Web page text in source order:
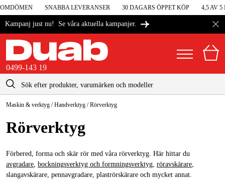
SNABBA LEVERANSER 30 DAGARS ÖPPET KÖP 4,5 AV 5 I
Kampanj just nu! Se våra aktuella kampanjer.
0499-143 19
Sverige
Danmark
Suomi
Norge
Maskiner & verktyg
Garage & verkstad
Maskintillbehör & förbrukning
kontakt@duab.se
Maskin & verktyg /Handverktyg /Rörverktyg
Rörverktyg
Förbered, forma och skär rör med våra rörverktyg. Här hittar du
avgradare bockningsverktyg och formningsverktyg röravskärare
slangavskärare, pennavgradare, plaströrskärare och mycket annat.